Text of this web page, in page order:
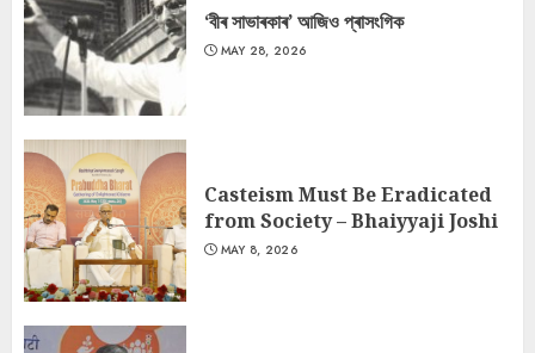
‘বীৰ সাভাৰকাৰ’ আজিও প্ৰাসংগিক
MAY 28, 2026
Casteism Must Be Eradicated
from Society – Bhaiyyaji Joshi
MAY 8, 2026